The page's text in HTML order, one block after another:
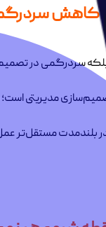
کاهش
سردرگمی در
مدیریتی
بلندمدت مستقل‌تر